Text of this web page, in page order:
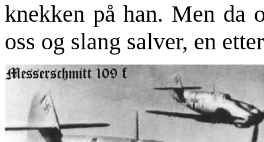
knekken på han. Men da
oss og slang salver, en